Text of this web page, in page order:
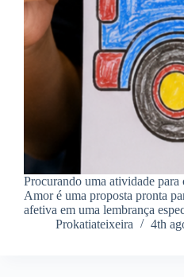
Procurando uma atividade
Amor é uma proposta pronta
afetiva em uma lembrança
Prokatiateixeira
4th